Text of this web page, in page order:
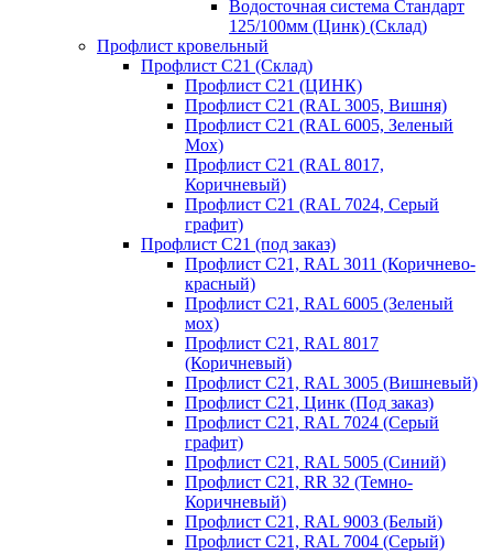
Водосточная система Стандарт
125/100мм (Цинк) (Склад)
Профлист кровельный
Профлист С21 (Склад)
Профлист С21 (ЦИНК)
Профлист С21 (RAL 3005, Вишня)
Профлист С21 (RAL 6005, Зеленый
Мох)
Профлист С21 (RAL 8017,
Коричневый)
Профлист С21 (RAL 7024, Серый
графит)
Профлист С21 (под заказ)
Профлист С21, RAL 3011 (Коричнево-
красный)
Профлист С21, RAL 6005 (Зеленый
мох)
Профлист С21, RAL 8017
(Коричневый)
Профлист С21, RAL 3005 (Вишневый)
Профлист С21, Цинк (Под заказ)
Профлист С21, RAL 7024 (Серый
графит)
Профлист С21, RAL 5005 (Синий)
Профлист С21, RR 32 (Темно-
Коричневый)
Профлист С21, RAL 9003 (Белый)
Профлист С21, RAL 7004 (Серый)